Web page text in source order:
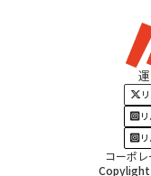
四国・九州エリア
コーポ